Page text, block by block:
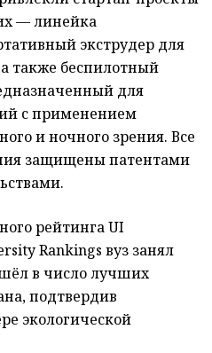
— линейка
экструдер для
также беспилотный
для
с применением
и ночного зрения. Все
защищены патентами
рейтинга UI
Rankings вуз занял
в число лучших
подтвердив
экологической